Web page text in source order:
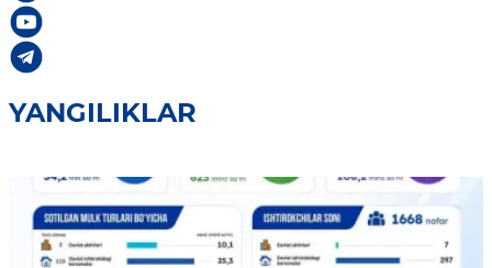
YANGILIKLAR